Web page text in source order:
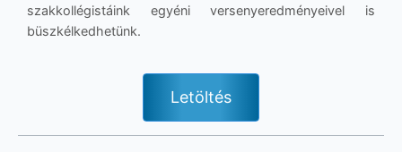
szakkollégistáink egyéni versenyeredményeivel is
büszkélkedhetünk.
Letöltés